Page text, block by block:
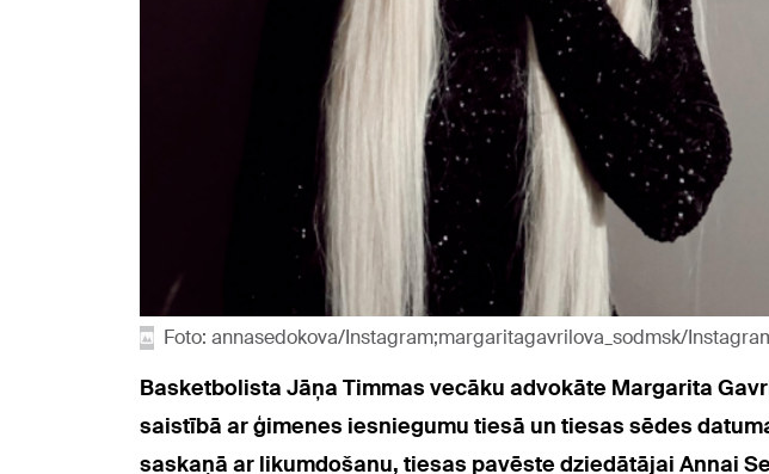
Foto: annasedokova/Instagram;margaritagavrilova_sodmsk/
Basketbolista Jāņa Timmas vecāku advokāte Margarita
saistībā ar ģimenes iesniegumu tiesā un tiesas sēdes
saskaņā ar likumdošanu, tiesas pavēste dziedātājai Annai